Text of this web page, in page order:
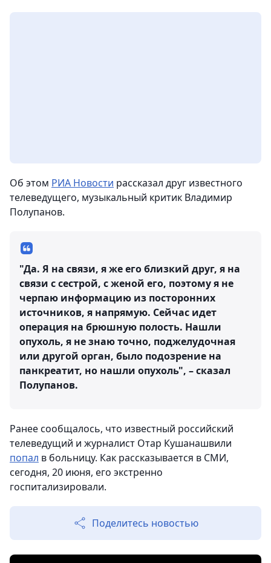
Об этом РИА Новости рассказал друг известного
телеведущего, музыкальный критик Владимир
Полупанов.
"Да. Я на связи, я же его близкий друг, я на
связи с сестрой, с женой его, поэтому я не
черпаю информацию из посторонних
источников, я напрямую. Сейчас идет
операция на брюшную полость. Нашли
опухоль, я не знаю точно, поджелудочная
или другой орган, было подозрение на
панкреатит, но нашли опухоль", – сказал
Полупанов.
Ранее сообщалось, что известный российский
телеведущий и журналист Отар Кушанашвили
попал в больницу. Как рассказывается в СМИ,
сегодня, 20 июня, его экстренно
госпитализировали.
Поделитесь новостью